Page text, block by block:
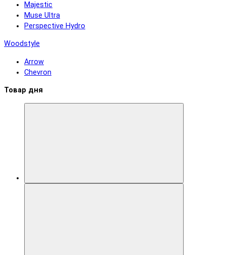
Majestic
Muse Ultra
Perspective Hydro
Woodstyle
Arrow
Chevron
Товар дня